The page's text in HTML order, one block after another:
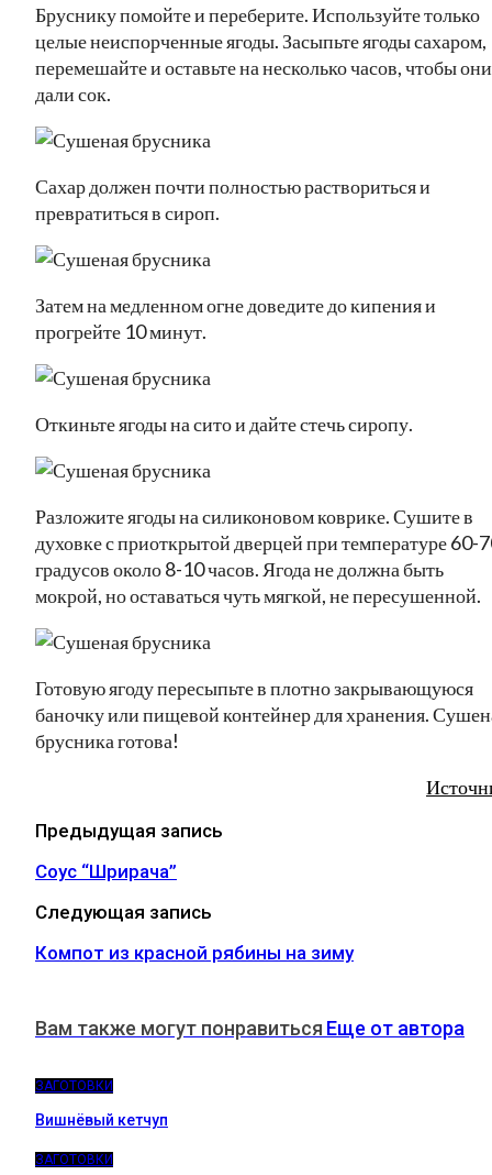
Бруснику помойте и переберите. Используйте только
целые неиспорченные ягоды. Засыпьте ягоды сахаром,
перемешайте и оставьте на несколько часов, чтобы они
дали сок.
Сахар должен почти полностью раствориться и
превратиться в сироп.
Затем на медленном огне доведите до кипения и
прогрейте 10 минут.
Откиньте ягоды на сито и дайте стечь сиропу.
Разложите ягоды на силиконовом коврике. Сушите в
духовке с приоткрытой дверцей при температуре 60-
градусов около 8-10 часов. Ягода не должна быть
мокрой, но оставаться чуть мягкой, не пересушенной.
Готовую ягоду пересыпьте в плотно закрывающуюся
баночку или пищевой контейнер для хранения.
брусника готова!
Предыдущая запись
Соус “Шрирача”
Следующая запись
Компот из красной рябины на зиму
Вам также могут понравиться Еще от автора
ЗАГОТОВКИ
Вишнёвый кетчуп
ЗАГОТОВКИ